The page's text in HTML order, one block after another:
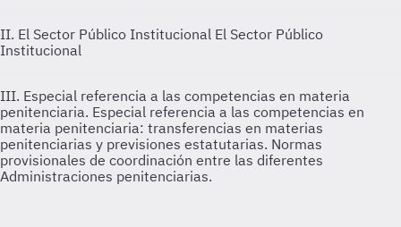
II. El Sector Público Institucional El Sector Público
Institucional
III. Especial referencia a las competencias en materia
penitenciaria. Especial referencia a las competencias en
materia penitenciaria: transferencias en materias
penitenciarias y previsiones estatutarias. Normas
provisionales de coordinación entre las diferentes
Administraciones penitenciarias.